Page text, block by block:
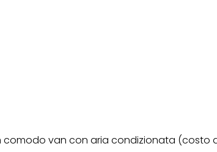
comodo van con aria condizionata (costo